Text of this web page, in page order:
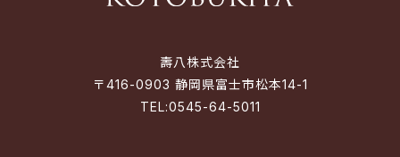
壽八株式会社
〒416-0903 静岡県富士市松本14-1
TEL:0545-64-5011